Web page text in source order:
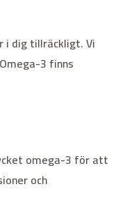
i dig tillräckligt. Vi
3 finns
omega-3 för att
och